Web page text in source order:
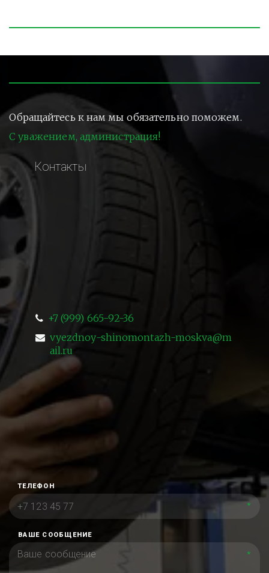
Обращайтесь к нам мы обязательно поможем.
С уважением, администрация!
Контакты
+7 (999) 665-92-36
vyezdnoy-shinomontazh-moskva@m
ail.ru
ТЕЛЕФОН
*
ВАШЕ СООБЩЕНИЕ
*